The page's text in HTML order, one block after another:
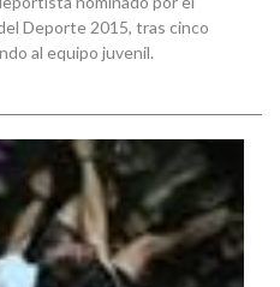
Deporte 2015, tras cinco
al equipo juvenil.